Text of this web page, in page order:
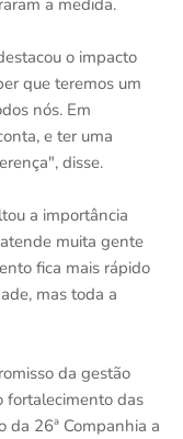
a medida.
o impacto
que teremos um
nós. Em
e ter uma
disse.
a importância
muita gente
fica mais rápido
mas toda a
da gestão
fortalecimento das
da 26ª Companhia a